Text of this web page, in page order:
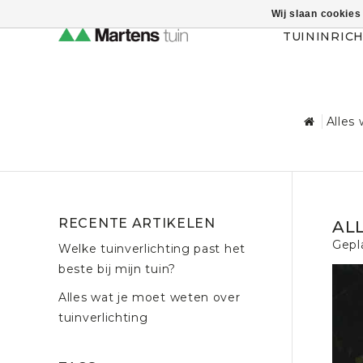
Alles
RECENTE ARTIKELEN
Welke tuinverlichting past het
beste bij mijn tuin?
Alles wat je moet weten over
tuinverlichting
Wij slaan
Themahulp verbergen